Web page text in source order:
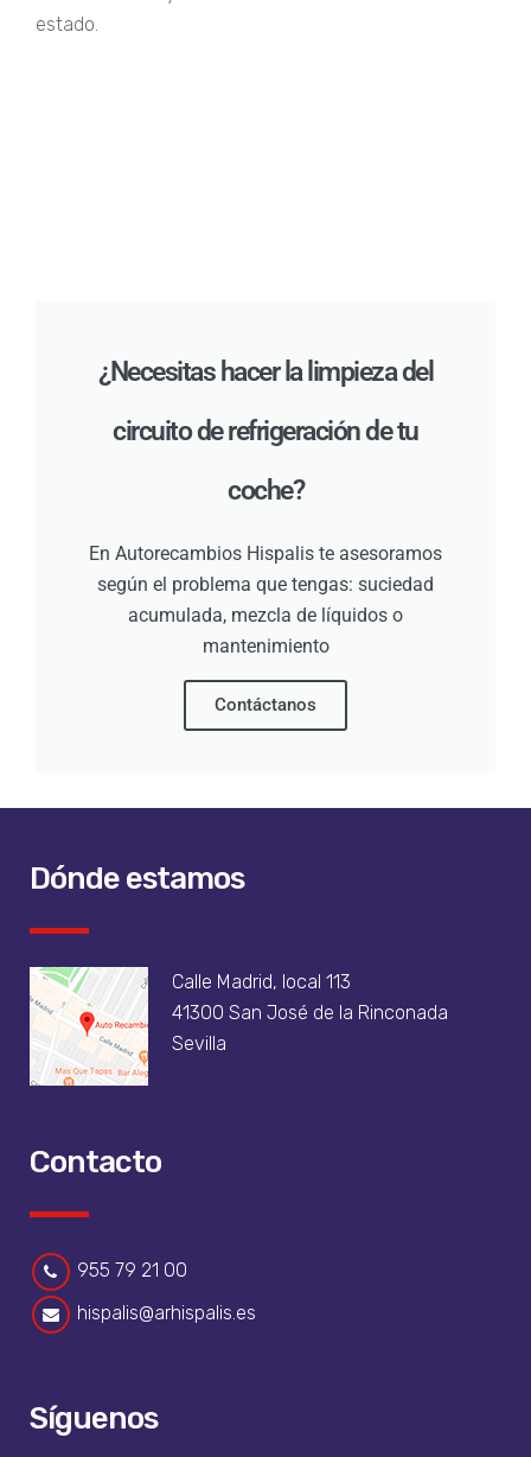
estado.
¿Necesitas hacer la limpieza del
circuito de refrigeración de tu
coche?
En Autorecambios Hispalis te asesoramos
según el problema que tengas: suciedad
acumulada, mezcla de líquidos o
mantenimiento
Contáctanos
Dónde estamos
Calle Madrid, local 113
41300 San José de la Rinconada
Sevilla
Contacto
955 79 21 00
hispalis@arhispalis.es
Síguenos